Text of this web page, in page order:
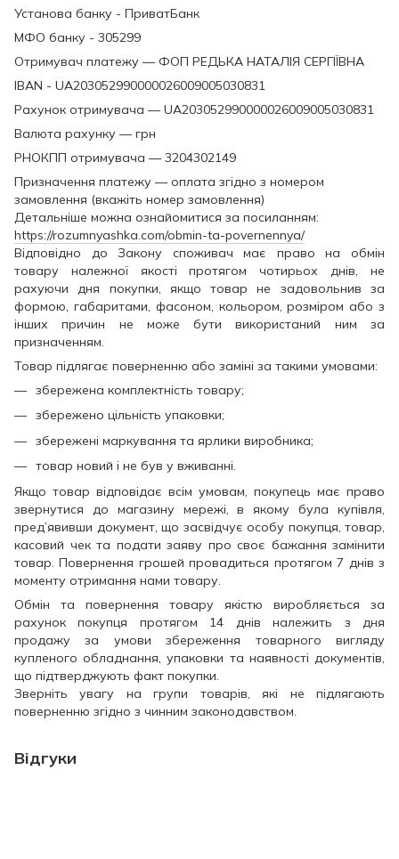
Установа банку - ПриватБанк
МФО банку - 305299
Отримувач платежу — ФОП РЕДЬКА НАТАЛІЯ СЕРГІЇВНА
IBAN - UA203052990000026009005030831
Рахунок отримувача — UA203052990000026009005030831
Валюта рахунку — грн
РНОКПП отримувача — 3204302149
Призначення платежу — оплата згідно з номером
замовлення (вкажіть номер замовлення)
Детальніше можна ознайомитися за посиланням:
https://rozumnyashka.com/obmin-ta-povernennya/
Відповідно до Закону споживач має право на обмін
товару належної якості протягом чотирьох днів, не
рахуючи дня покупки, якщо товар не задовольнив за
формою, габаритами, фасоном, кольором, розміром або з
інших причин не може бути використаний ним за
призначенням.
Товар підлягає поверненню або заміні за такими умовами:
збережена комплектність товару;
збережено цільність упаковки;
збережені маркування та ярлики виробника;
товар новий і не був у вживанні.
Якщо товар відповідає всім умовам, покупець має право
звернутися до магазину мережі, в якому була купівля,
пред’явивши документ, що засвідчує особу покупця, товар,
касовий чек та подати заяву про своє бажання замінити
товар. Повернення грошей провадиться протягом 7 днів з
моменту отримання нами товару.
Обмін та повернення товару якістю виробляється за
рахунок покупця протягом 14 днів належить з дня
продажу за умови збереження товарного вигляду
купленого обладнання, упаковки та наявності документів,
що підтверджують факт покупки.
Зверніть увагу на групи товарів, які не підлягають
поверненню згідно з чинним законодавством.
Відгуки